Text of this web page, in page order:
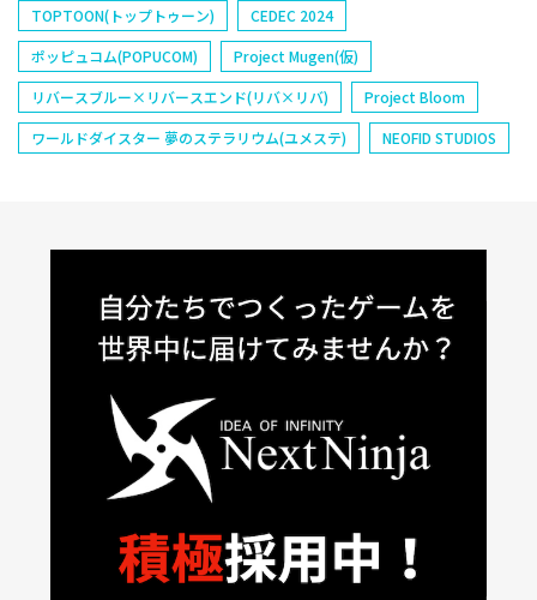
TOPTOON(トップトゥーン)
CEDEC 2024
ポッピュコム(POPUCOM)
Project Mugen(仮)
リバースブルー×リバースエンド(リバ×リバ)
Project Bloom
ワールドダイスター 夢のステラリウム(ユメステ)
NEOFID STUDIOS